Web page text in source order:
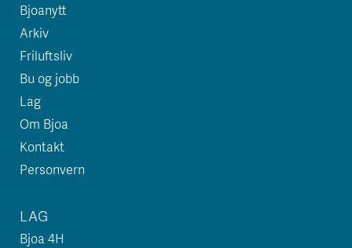
Bjoanytt
Arkiv
Friluftsliv
Bu og jobb
Lag
Om Bjoa
Kontakt
Personvern
LAG
Bjoa 4H